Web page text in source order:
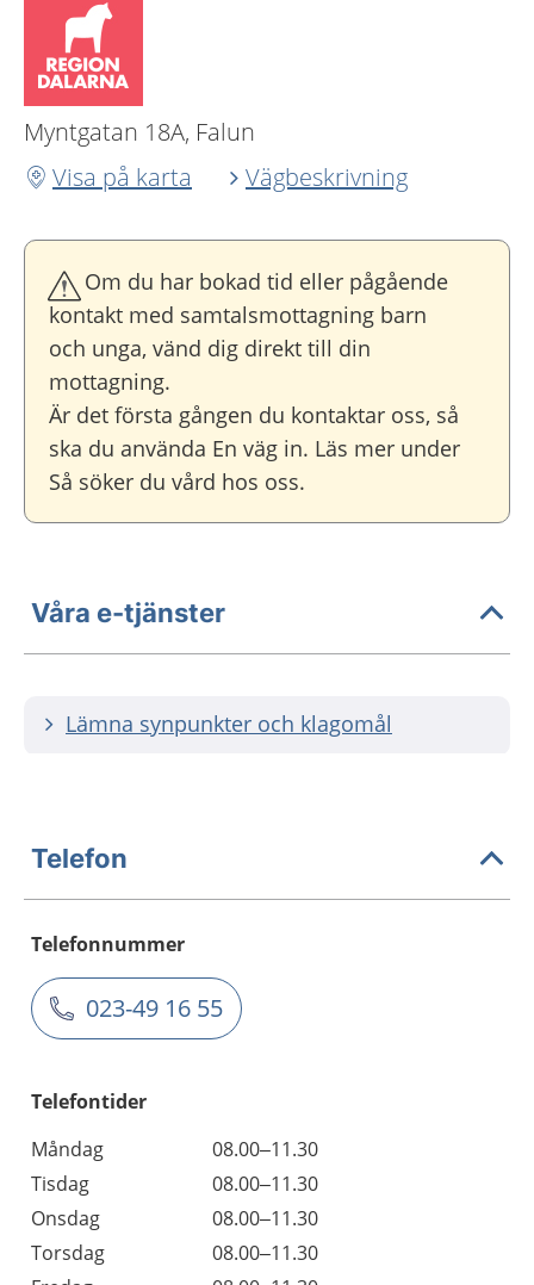
Myntgatan 18A, Falun
Visa på karta
Vägbeskrivning
Om du har bokad tid eller pågående
kontakt med samtalsmottagning barn
och unga, vänd dig direkt till din
mottagning.
Är det första gången du kontaktar oss, så
ska du använda En väg in. Läs mer under
Så söker du vård hos oss.
Våra e-tjänster
Lämna synpunkter och klagomål
Telefon
Telefonnummer
023-49 16 55
Telefontider
Måndag
08.00–11.30
Tisdag
08.00–11.30
Onsdag
08.00–11.30
Torsdag
08.00–11.30